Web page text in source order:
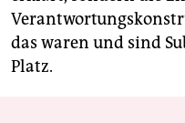
das waren und sind
Platz.